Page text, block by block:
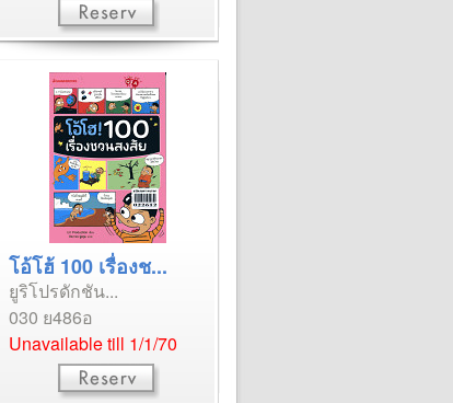
โอ้โฮ้ 100 เรื่องช...
ยูริโปรดักชัน...
030 ย486อ
Unavailable till 1/1/70